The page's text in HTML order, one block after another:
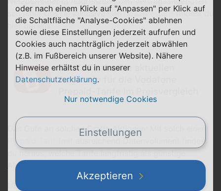
seit jeherCallYa) inklusiveCallYa Jahrestarif findest du
hier bei uns:
CallYa Tarife: Die aktuellen
Angebote für die Vodafone
Das Gute an solchen Gratis-Aktionen: Mit solch einem
Prepaid-Tarif
(mit ausreichend Datenvolumen) findest
du heraus, welche Tarife langfristig als günstige
Alternative für dich infrage kommen.
Übrigens gilt das Datenvolumen dauerhaft, auch für
oder nach einem Klick auf "Anpassen" per Klick auf
die Schaltfläche "Analyse-Cookies" ablehnen
sowie diese Einstellungen jederzeit aufrufen und
Cookies auch nachträglich jederzeit abwählen
(z.B. im Fußbereich unserer Website). Nähere
Hinweise erhältst du in unserer
Datenschutzerklärung.
Nur notwendige Cookies
Einstellungen
Akzeptieren